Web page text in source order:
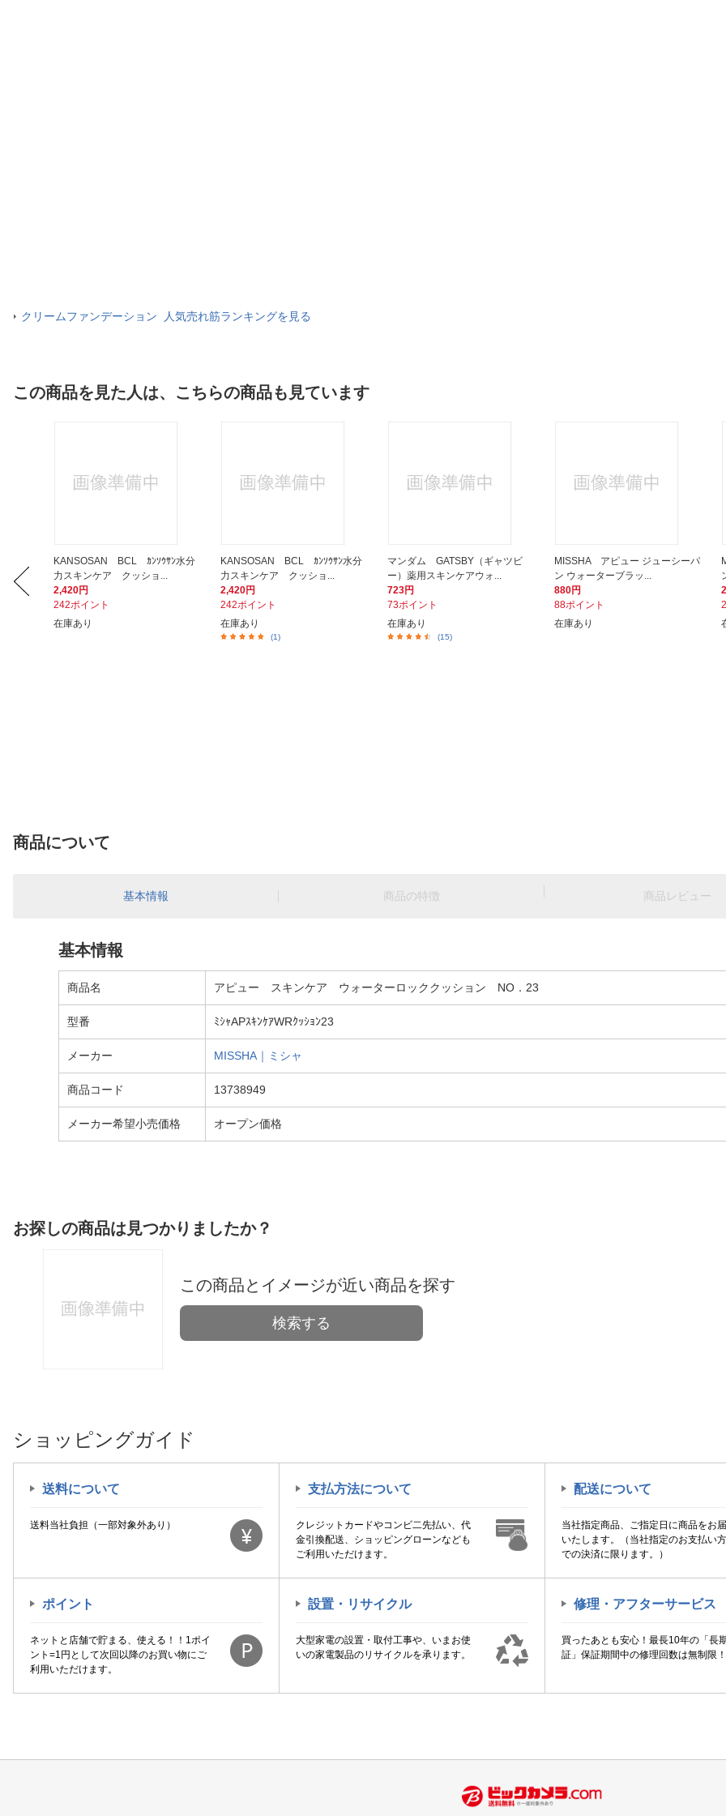
クリームファンデーション 人気売れ筋ランキングを見る
この商品を見た人は、こちらの商品も見ています
KANSOSAN BCL ｶﾝｿｳｻﾝ水分
力スキンケア クッショ...
2,420円
242ポイント
在庫あり
KANSOSAN BCL ｶﾝｿｳｻﾝ水分
力スキンケア クッショ...
2,420円
242ポイント
在庫あり
(1)
マンダム GATSBY（ギャツビ
ー）薬用スキンケアウォ...
723円
73ポイント
在庫あり
(15)
MISSHA アピュー ジューシーパ
ン ウォーターブラッ...
880円
88ポイント
在庫あり
商品について
基本情報 商品の特徴 商品レビュー
基本情報
商品名 アピュー スキンケア ウォーターロッククッション NO．23
型番 ﾐｼｬAPｽｷﾝｹｱWRｸｯｼｮﾝ23
メーカー MISSHA｜ミシャ
商品コード 13738949
メーカー希望小売価格 オープン価格
お探しの商品は見つかりましたか？
この商品とイメージが近い商品を探す
検索する
ショッピングガイド
送料について
送料当社負担（一部対象外あり）
支払方法について
クレジットカードやコンビ二先払い、代
金引換配送、ショッピングローンなども
ご利用いただけます。
配送について
当社指定商品、ご指定日に商品をお
いたします。（当社指定のお支払い
での決済に限ります。）
ポイント
ネットと店舗で貯まる、使える！！1ポイ
ント=1円として次回以降のお買い物にご
利用いただけます。
設置・リサイクル
大型家電の設置・取付工事や、いまお使
いの家電製品のリサイクルを承ります。
修理・アフターサービス
買ったあとも安心！最長10年の「長
証」保証期間中の修理回数は無制限！